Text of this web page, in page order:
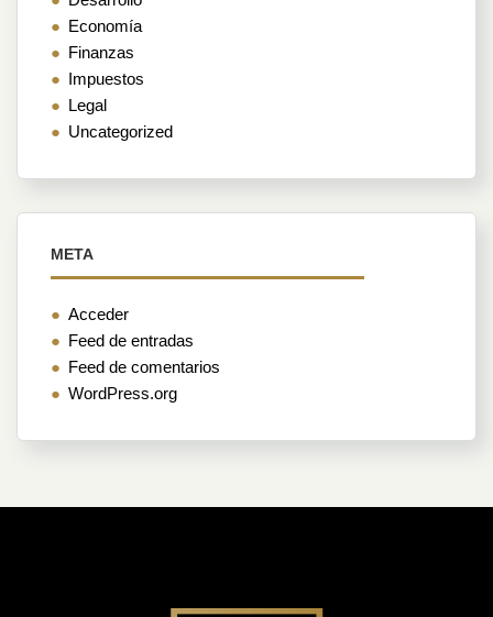
Economía
Finanzas
Impuestos
Legal
Uncategorized
META
Acceder
Feed de entradas
Feed de comentarios
WordPress.org